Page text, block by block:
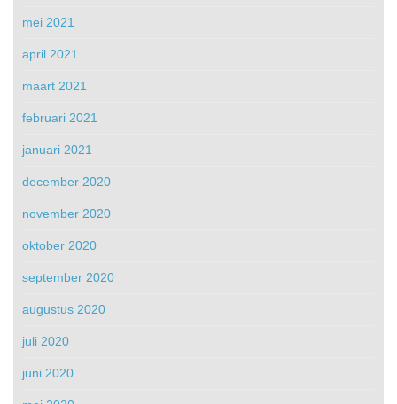
mei 2021
april 2021
maart 2021
februari 2021
januari 2021
december 2020
november 2020
oktober 2020
september 2020
augustus 2020
juli 2020
juni 2020